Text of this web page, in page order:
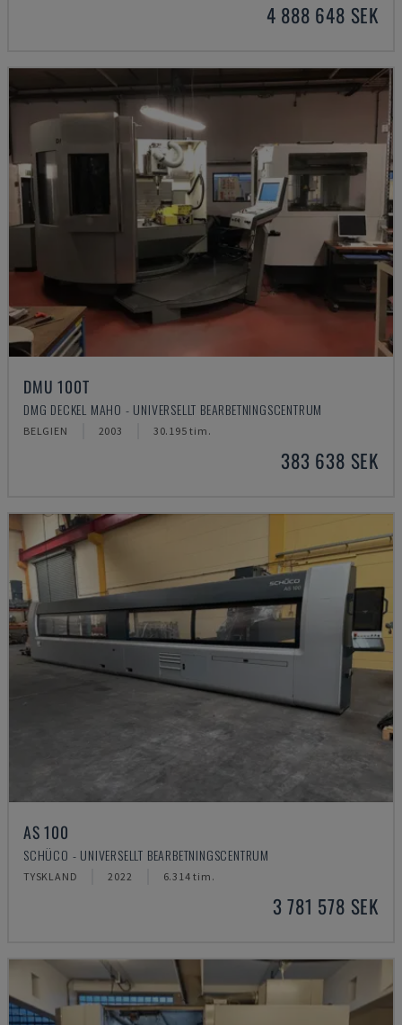
4 888 648 SEK
DMU 100T
DMG DECKEL MAHO - UNIVERSELLT BEARBETNINGSCENTRUM
BELGIEN 2003 30.195 tim.
383 638 SEK
AS 100
SCHÜCO - UNIVERSELLT BEARBETNINGSCENTRUM
TYSKLAND 2022 6.314 tim.
3 781 578 SEK